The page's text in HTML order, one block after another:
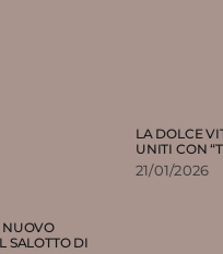
NUOVO
SALOTTO DI
LA DOLCE
UNITI CON
21/01/2026